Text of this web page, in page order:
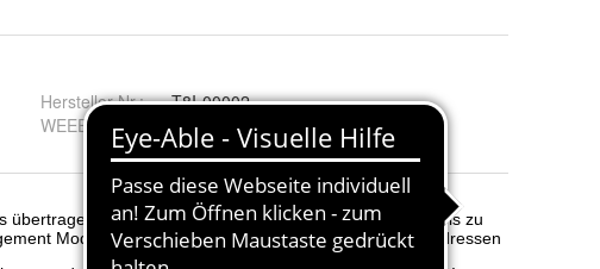
Hersteller Nr.:
T8I-00002
WEEE-Reg.-Nr.
DE 32276890